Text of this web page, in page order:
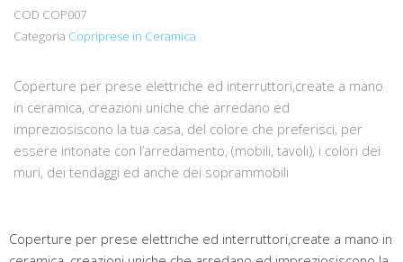
COD COP007
Categoria Copriprese in Ceramica
Coperture per prese elettriche ed interruttori,create a mano
in ceramica, creazioni uniche che arredano ed
impreziosiscono la tua casa, del colore che preferisci, per
essere intonate con l’arredamento, (mobili, tavoli), i colori dei
muri, dei tendaggi ed anche dei soprammobili
Coperture per prese elettriche ed interruttori,create a mano in